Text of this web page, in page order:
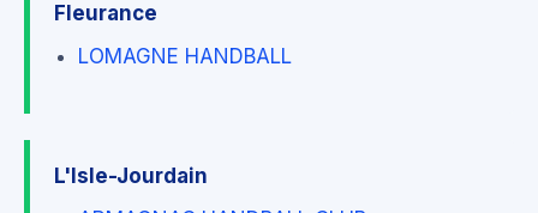
Fleurance
LOMAGNE HANDBALL
L'Isle-Jourdain